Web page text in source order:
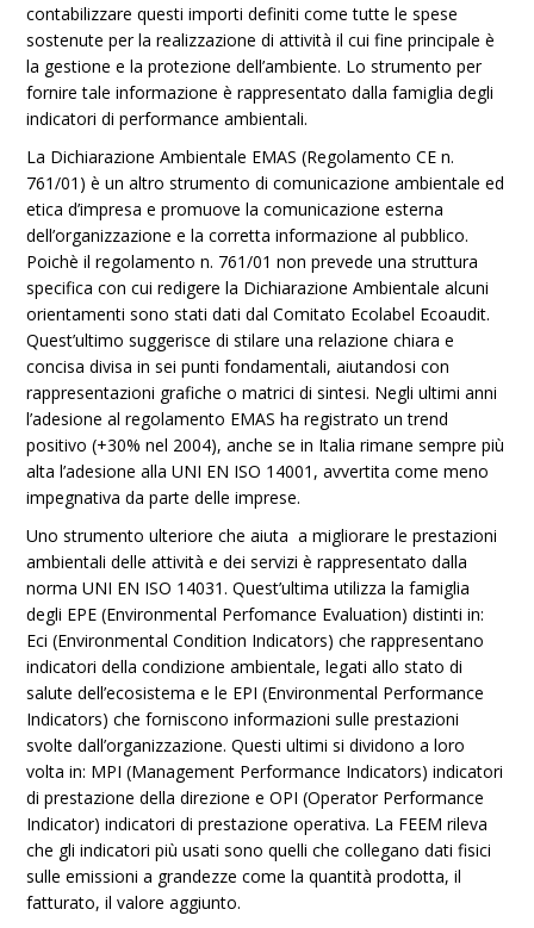
contabilizzare questi importi definiti come tutte le spese
sostenute per la realizzazione di attività il cui fine principale è
la gestione e la protezione dell’ambiente. Lo strumento per
fornire tale informazione è rappresentato dalla famiglia degli
indicatori di performance ambientali.
La Dichiarazione Ambientale EMAS (Regolamento CE n.
761/01) è un altro strumento di comunicazione ambientale ed
etica d’impresa e promuove la comunicazione esterna
dell’organizzazione e la corretta informazione al pubblico.
Poichè il regolamento n. 761/01 non prevede una struttura
specifica con cui redigere la Dichiarazione Ambientale alcuni
orientamenti sono stati dati dal Comitato Ecolabel Ecoaudit.
Quest’ultimo suggerisce di stilare una relazione chiara e
concisa divisa in sei punti fondamentali, aiutandosi con
rappresentazioni grafiche o matrici di sintesi. Negli ultimi anni
l’adesione al regolamento EMAS ha registrato un trend
positivo (+30% nel 2004), anche se in Italia rimane sempre più
alta l’adesione alla UNI EN ISO 14001, avvertita come meno
impegnativa da parte delle imprese.
Uno strumento ulteriore che aiuta a migliorare le prestazioni
ambientali delle attività e dei servizi è rappresentato dalla
norma UNI EN ISO 14031. Quest’ultima utilizza la famiglia
degli EPE (Environmental Perfomance Evaluation) distinti in:
Eci (Environmental Condition Indicators) che rappresentano
indicatori della condizione ambientale, legati allo stato di
salute dell’ecosistema e le EPI (Environmental Performance
Indicators) che forniscono informazioni sulle prestazioni
svolte dall’organizzazione. Questi ultimi si dividono a loro
volta in: MPI (Management Performance Indicators) indicatori
di prestazione della direzione e OPI (Operator Performance
Indicator) indicatori di prestazione operativa. La FEEM rileva
che gli indicatori più usati sono quelli che collegano dati fisici
sulle emissioni a grandezze come la quantità prodotta, il
fatturato, il valore aggiunto.